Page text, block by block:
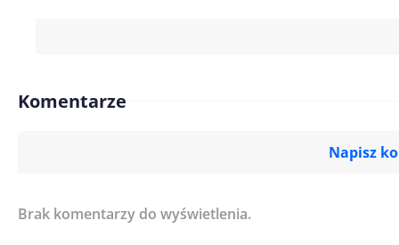
Komentarze
Napisz
Imię/ Nick*
Brak komentarzy do wyświetlenia.